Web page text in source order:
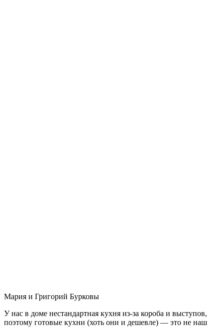
Мария и Григорий Бурковы
У нас в доме нестандартная кухня из-за короба и выступов,
поэтому готовые кухни (хоть они и дешевле) — это не наш